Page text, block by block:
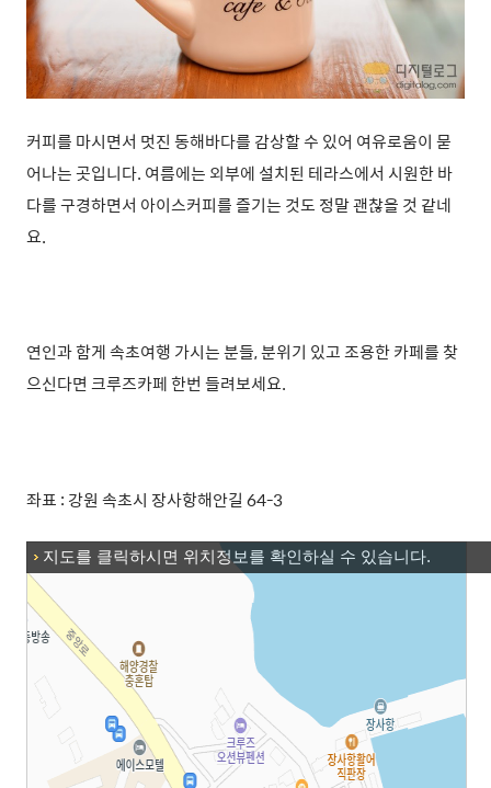
커피를 마시면서 멋진 동해바다를 감상할 수 있어 여유로움이 묻
어나는 곳입니다. 여름에는 외부에 설치된 테라스에서 시원한 바
다를 구경하면서 아이스커피를 즐기는 것도 정말 괜찮을 것 같네
요.
연인과 함게 속초여행 가시는 분들, 분위기 있고 조용한 카페를 찾
으신다면 크루즈카페 한번 들려보세요.
좌표 : 강원 속초시 장사항해안길 64-3
지도를 클릭하시면 위치정보를 확인하실 수 있습니다.